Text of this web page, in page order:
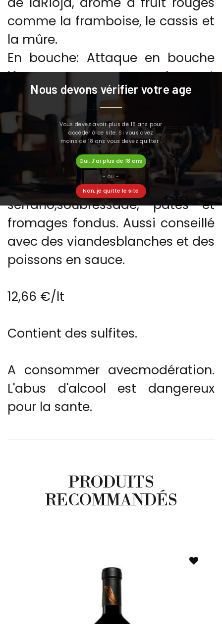
comme la framboise, le cassis et
la mûre.
En bouche: Attaque en bouche
léger avec un enveloppant
développement grâceà une
charge glycérique qui donne un
ensemble long en bouche.
Spécialement indiqué pour des
tapas qui incluent, jambon
serrano,soubressade, pâtés et
fromages fondus. Aussi conseillé
avec des viandesblanches et des
poissons en sauce.
12,66 €/lt
Contient des sulfites.
A consommer avecmodération.
L'abus d'alcool est dangereux
pour la sante.
PRODUITS
RECOMMANDÉS
Nous devons vérifier votre age
Vous devez avoir plus de 18 ans pour
accéder à ce site. Si vous avez
moins de 18 ans vous devez quitter .
Oui, J'ai plus de 18 ans
- ou -
Non, je quitte le site